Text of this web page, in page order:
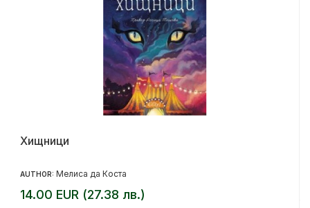
Хищници
AUTHOR: Мелиса да Коста
14.00 EUR (27.38 лв.)